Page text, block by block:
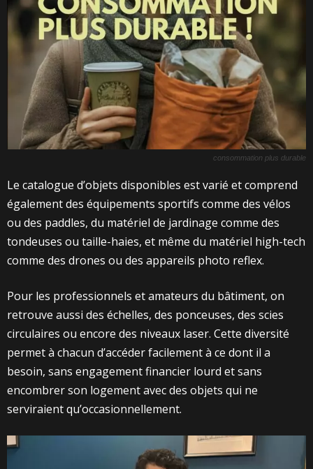
consommation plus durable
Le catalogue d’objets disponibles est varié et comprend
également des équipements sportifs comme des vélos
ou des paddles, du matériel de jardinage comme des
tondeuses ou taille-haies, et même du matériel high-tech
comme des drones ou des appareils photo reflex.
Pour les professionnels et amateurs du bâtiment, on
retrouve aussi des échelles, des ponceuses, des scies
circulaires ou encore des niveaux laser. Cette diversité
permet à chacun d’accéder facilement à ce dont il a
besoin, sans engagement financier lourd et sans
encombrer son logement avec des objets qui ne
serviraient qu’occasionnellement.